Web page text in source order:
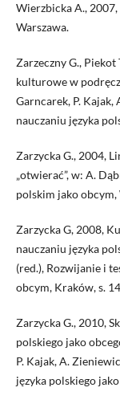
Wierzbicka A., 2007,
Warszawa.
Zarzeczny G.,
kulturowe w
Garncarek, P.
nauczaniu języka
Zarzycka G., 2004,
„otwierać”, w: A.
polskim jako obcym,
Zarzycka G, 2008,
nauczaniu języka
(red.), Rozwijanie i
obcym, Kraków, s.
Zarzycka G., 2010,
polskiego jako
P. Kajak, A.
języka polskiego